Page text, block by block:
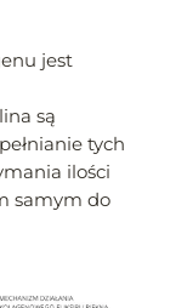
jest
są
tych
ilości
samym do